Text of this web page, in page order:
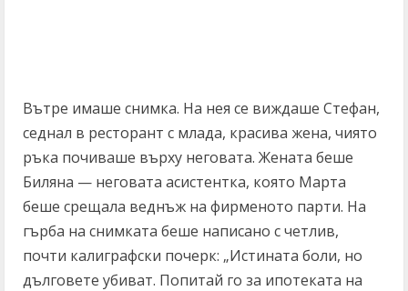
Вътре имаше снимка. На нея се виждаше Стефан,
седнал в ресторант с млада, красива жена, чиято
ръка почиваше върху неговата. Жената беше
Биляна — неговата асистентка, която Марта
беше срещала веднъж на фирменото парти. На
гърба на снимката беше написано с четлив,
почти калиграфски почерк: „Истината боли, но
дълговете убиват. Попитай го за ипотеката на